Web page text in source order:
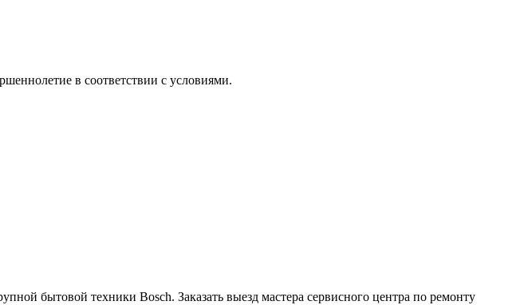
в соответствии с условиями.
бытовой техники Bosch. Заказать выезд мастера сервисного центра по ремонту